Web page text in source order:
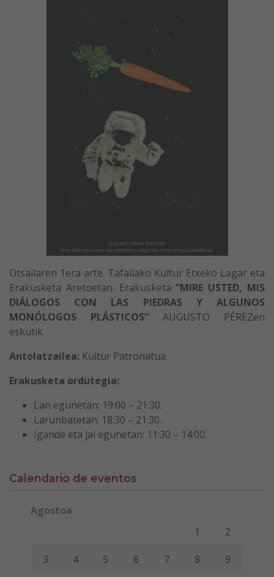
Otsailaren 1era arte. Tafallako Kultur Etxeko Lagar eta
Erakusketa Aretoetan. Erakusketa“MIRE USTED, MIS
DIÁLOGOS CON LAS PIEDRAS Y ALGUNOS
MONÓLOGOS PLÁSTICOS” AUGUSTO PÉREZen
eskutik.
Antolatzailea: Kultur Patronatua.
Erakusketa ordutegia:
Lan egunetan: 19:00 – 21:30.
Larunbatetan: 18:30 – 21:30.
Igande eta jai egunetan: 11:30 – 14:00.
Calendario de eventos
Agostoa
Viernes Sábado
1 2
3 4 5 6 7 8 9